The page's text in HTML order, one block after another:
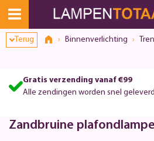
Terug Binnenverlichting
Gratis verzending vanaf €99
Alle zendingen worden snel
Zandbruine
Toestemmingsvenster geopend